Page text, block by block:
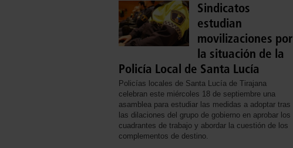
Sindicatos
estudian
movilizaciones por
la situación de la
Policía Local de Santa Lucía
Policías locales de Santa Lucía de Tirajana
celebran este miércoles 18 de septiembre una
asamblea para estudiar las medidas a adoptar tras
las dilaciones del grupo de gobierno en aprobar los
cuadrantes de trabajo y abordar la cuestión de los
complementos de destino.